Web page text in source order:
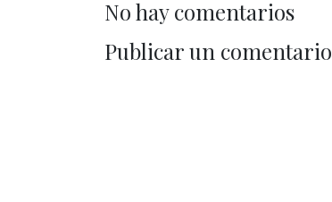
No hay comentarios
Publicar un comentario